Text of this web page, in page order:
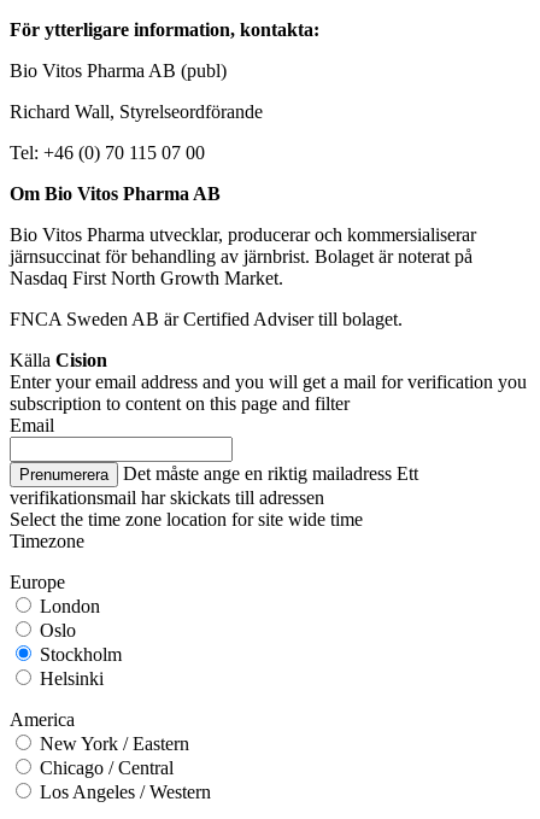
För ytterligare information, kontakta:
Bio Vitos Pharma AB (publ)
Richard Wall, Styrelseordförande
Tel: +46 (0) 70 115 07 00
Om Bio Vitos Pharma AB
Bio Vitos Pharma utvecklar, producerar och kommersialiserar
järnsuccinat för behandling av järnbrist. Bolaget är noterat på
Nasdaq First North Growth Market.
FNCA Sweden AB är Certified Adviser till bolaget.
Källa Cision
Enter your email address and you will get a mail for verification you
subscription to content on this page and filter
Email
Prenumerera Det måste ange en riktig mailadress Ett
verifikationsmail har skickats till adressen
Select the time zone location for site wide time
Timezone
Europe
London
Oslo
Stockholm
Helsinki
America
New York / Eastern
Chicago / Central
Los Angeles / Western